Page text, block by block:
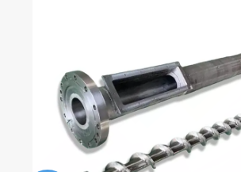
funziunamentu di u granulatore di
doppia vite
Vede più >>